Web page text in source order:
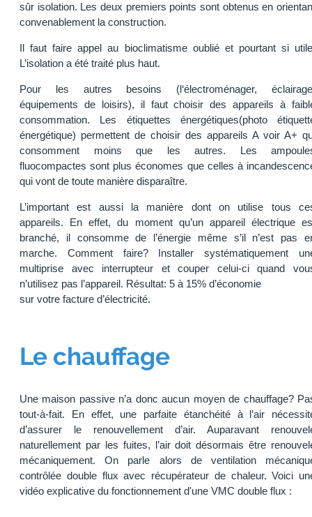
sûr isolation. Les deux premiers points sont obtenus en
convenablement la construction.
Il faut faire appel au bioclimatisme oublié et pourtant si
L’isolation a été traité plus haut.
Pour les autres besoins (l‘électroménager,
équipements de loisirs), il faut choisir des appareils à
consommation. Les étiquettes énergétiques(photo
énergétique) permettent de choisir des appareils A voir A+
consomment moins que les autres. Les
fluocompactes sont plus économes que celles à
qui vont de toute manière disparaître.
L’important est aussi la manière dont on utilise tous
appareils. En effet, du moment qu’un appareil électrique
branché, il consomme de l’énergie même s’il n’est pas
marche. Comment faire? Installer systématiquement
multiprise avec interrupteur et couper celui-ci quand
n’utilisez pas l’appareil. Résultat: 5 à 15% d’économie
sur votre facture d’électricité.
Le chauffage
Une maison passive n’a donc aucun moyen de chauffage?
tout-à-fait. En effet, une parfaite étanchéité à l’air
d’assurer le renouvellement d’air. Auparavant
naturellement par les fuites, l’air doit désormais être
mécaniquement. On parle alors de ventilation
contrôlée double flux avec récupérateur de chaleur. Voici
vidéo explicative du fonctionnement d'une VMC double flux :